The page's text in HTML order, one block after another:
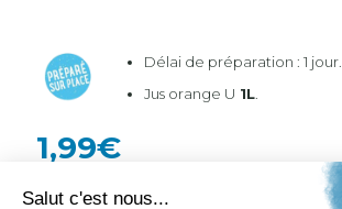
Délai de préparation : 1 jour.
Jus orange U 1L.
1,99€